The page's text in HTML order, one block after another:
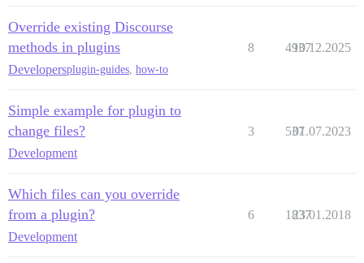
Override existing Discourse
methods in plugins
Developersplugin-guides, how-to
8 4937
10.12.2025
Simple example for plugin to
change files?
Development
3 537
01.07.2023
Which files can you override
from a plugin?
Development
6 1837
23.01.2018